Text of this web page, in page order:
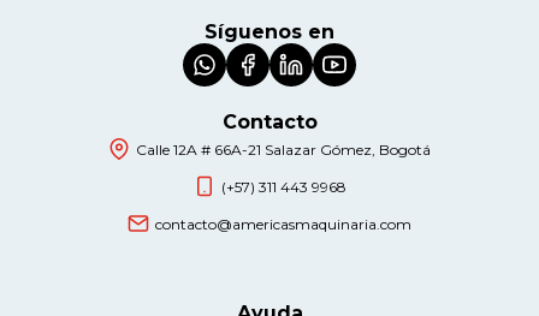
Síguenos en
Contacto
Calle 12A # 66A-21 Salazar Gómez, Bogotá
(+57) 311 443 9968
contacto@americasmaquinaria.com